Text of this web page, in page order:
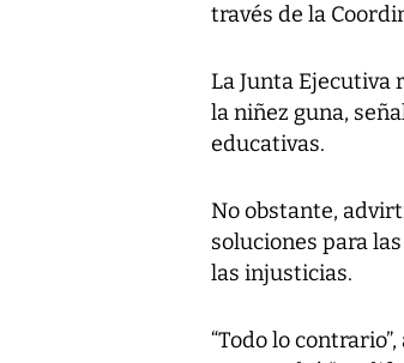
través de la
La Junta Ejecutiva
la niñez guna,
educativas.
No obstante,
soluciones para
las injusticias.
“Todo lo